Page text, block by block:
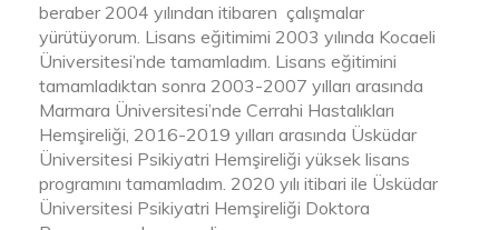
beraber 2004 yılından itibaren çalışmalar
yürütüyorum. Lisans eğitimimi 2003 yılında Kocaeli
Üniversitesi’nde tamamladım. Lisans eğitimini
tamamladıktan sonra 2003-2007 yılları arasında
Marmara Üniversitesi’nde Cerrahi Hastalıkları
Hemşireliği, 2016-2019 yılları arasında Üsküdar
Üniversitesi Psikiyatri Hemşireliği yüksek lisans
programını tamamladım. 2020 yılı itibari ile Üsküdar
Üniversitesi Psikiyatri Hemşireliği Doktora